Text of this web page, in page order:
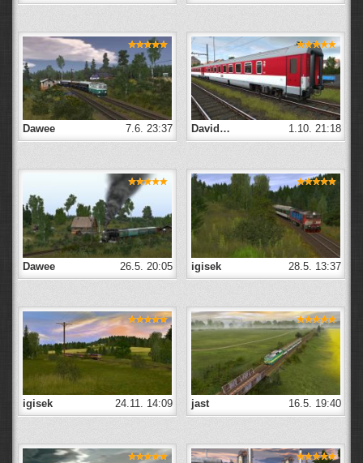
Dawee 7.6. 23:37 David… 1.10. 21:18
Dawee 26.5. 20:05 igisek 28.5. 13:37
igisek 24.11. 14:09 jast 16.5. 19:40